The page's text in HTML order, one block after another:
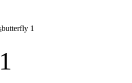
butterfly 1